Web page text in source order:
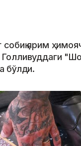
ярим
бўлди.